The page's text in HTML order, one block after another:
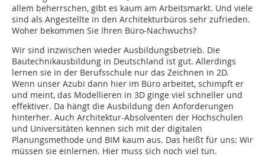
allem beherrschen, gibt es kaum am Arbeitsmarkt. Und viele
sind als Angestellte in den Architekturbüros sehr zufrieden.
Woher bekommen Sie Ihren Büro-Nachwuchs?
Wir sind inzwischen wieder Ausbildungsbetrieb. Die
Bautechnikausbildung in Deutschland ist gut. Allerdings
lernen sie in der Berufsschule nur das Zeichnen in 2D.
Wenn unser Azubi dann hier im Büro arbeitet, schimpft er
und meint, das Modellieren in 3D ginge viel schneller und
effektiver. Da hängt die Ausbildung den Anforderungen
hinterher. Auch Architektur-Absolventen der Hochschulen
und Universitäten kennen sich mit der digitalen
Planungsmethode und BIM kaum aus. Das heißt für uns: Wir
müssen sie einlernen. Hier muss sich noch viel tun.